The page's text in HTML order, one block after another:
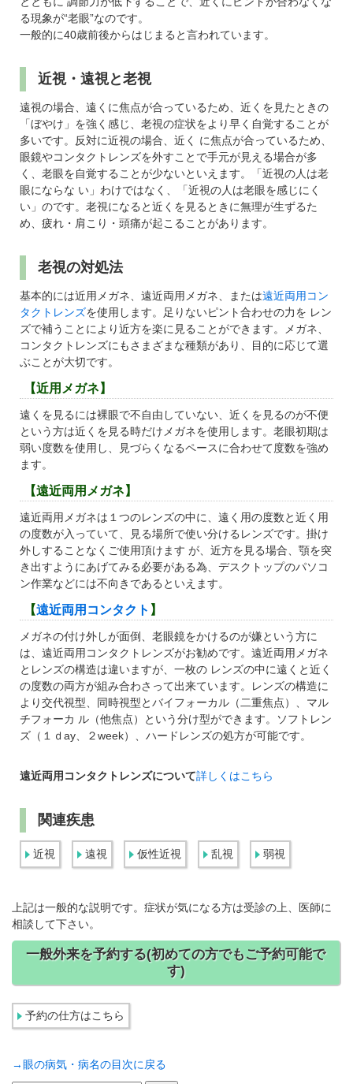
る現象が“老眼”なのです。
一般的に40歳前後からはじまると言われています。
近視・遠視と老視
遠視の場合、遠くに焦点が合っているため、近くを見たときの
「ぼやけ」を強く感じ、老視の症状をより早く自覚することが
多いです。反対に近視の場合、近く に焦点が合っているため、
眼鏡やコンタクトレンズを外すことで手元が見える場合が多
く、老眼を自覚することが少ないといえます。「近視の人は老
眼にならな い」わけではなく、「近視の人は老眼を感じにく
い」のです。老視になると近くを見るときに無理が生ずるた
め、疲れ・肩こり・頭痛が起こることがあります。
老視の対処法
基本的には近用メガネ、遠近両用メガネ、または遠近両用コン
タクトレンズを使用します。足りないピント合わせの力を レン
ズで補うことにより近方を楽に見ることができます。メガネ、
コンタクトレンズにもさまざまな種類があり、目的に応じて選
ぶことが大切です。
【近用メガネ】
遠くを見るには裸眼で不自由していない、近くを見るのが不便
という方は近くを見る時だけメガネを使用します。老眼初期は
弱い度数を使用し、見づらくなるペースに合わせて度数を強め
ます。
【遠近両用メガネ】
遠近両用メガネは１つのレンズの中に、遠く用の度数と近く用
の度数が入っていて、見る場所で使い分けるレンズです。掛け
外しすることなくご使用頂けます が、近方を見る場合、顎を突
き出すようにあげてみる必要がある為、デスクトップのパソコ
ン作業などには不向きであるといえます。
【遠近両用コンタクト 】
メガネの付け外しが面倒、老眼鏡をかけるのが嫌という方に
は、遠近両用コンタクトレンズがお勧めです。遠近両用メガネ
とレンズの構造は違いますが、一枚の レンズの中に遠くと近く
の度数の両方が組み合わさって出来ています。レンズの構造に
より交代視型、同時視型とバイフォーカル（二重焦点）、マル
チフォーカ ル（他焦点）という分け型ができます。ソフトレン
ズ（１ｄay、２week）、ハードレンズの処方が可能です。
遠近両用コンタクトレンズについて詳しくはこちら
関連疾患
近視 遠視 仮性近視 乱視 弱視
上記は一般的な説明です。症状が気になる方は受診の上、医師に
相談して下さい。
一般外来を予約する(初めての方でもご予約可能で
す)
予約の仕方はこちら
→眼の病気・病名の目次に戻る